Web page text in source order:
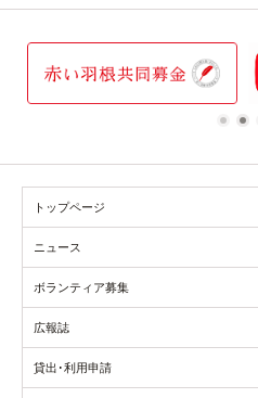
1 2
トップページ
ニュース
ボランティア募集
広報誌
貸出･利用申請